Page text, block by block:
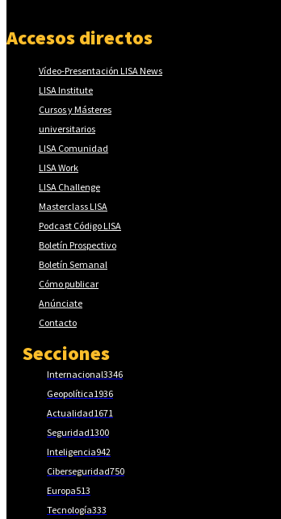
Accesos directos
Vídeo-Presentación LISA News
LISA Institute
Cursos y Másteres
universitarios
LISA Comunidad
LISA Work
LISA Challenge
Masterclass LISA
Podcast Código LISA
Boletín Prospectivo
Boletín Semanal
Cómo publicar
Anúnciate
Contacto
Secciones
Internacional3346
Geopolítica1936
Actualidad1671
Seguridad1300
Inteligencia942
Ciberseguridad750
Europa513
Tecnología333